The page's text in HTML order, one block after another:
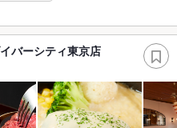
バーシティ東京店